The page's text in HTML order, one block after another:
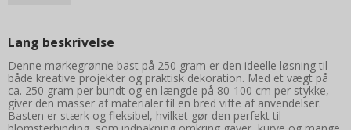
Lang beskrivelse
Denne mørkegrønne bast på 250 gram er den ideelle løsning til
både kreative projekter og praktisk dekoration. Med et vægt på
ca. 250 gram per bundt og en længde på 80-100 cm per stykke,
giver den masser af materialer til en bred vifte af anvendelser.
Basten er stærk og fleksibel, hvilket gør den perfekt til